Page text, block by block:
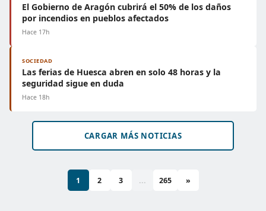
El Gobierno de Aragón cubrirá el 50% de los daños
por incendios en pueblos afectados
Hace 17h
SOCIEDAD
Las ferias de Huesca abren en solo 48 horas y la
seguridad sigue en duda
Hace 18h
CARGAR MÁS NOTICIAS
1 2 3 ... 265 »